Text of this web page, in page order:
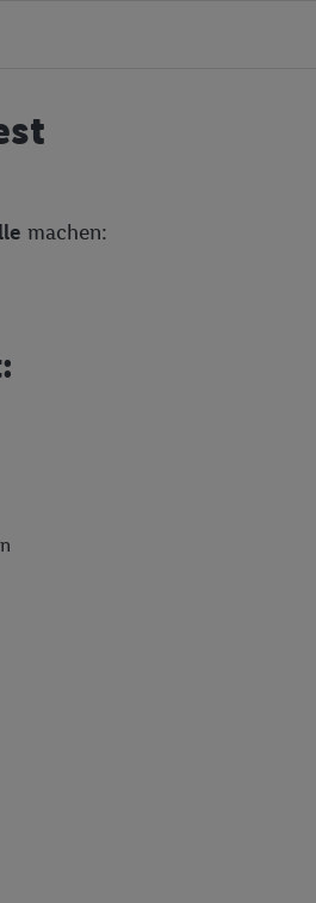
machen: